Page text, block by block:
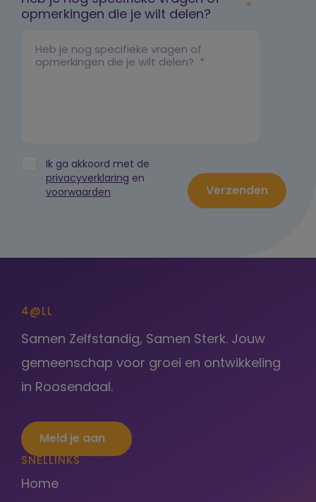
opmerkingen die je wilt delen?
Ik ga akkoord met de
privacyverklaring en
voorwaarden
Verzenden
4@LL
Samen Zelfstandig, Samen Sterk. Jouw
gemeenschap voor groei en ontwikkeling
in Roosendaal.
Meld je aan
SNELLINKS
Home